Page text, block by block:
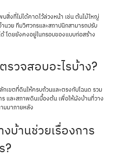
สิ่งที่ไม่ได้คาดไว้ล่วงหน้า เช่น ต้นไม้ใหญ่
นวย ทีมวิศวกรและสถาปนิกสามารถปรับ
โดยยังคงอยู่ในกรอบของแบบก่อสร้าง
วจสอบอะไรบ้าง?
เขตที่ดินให้ครบถ้วนและตรงกับโฉนด รวม
และสภาพดินเบื้องต้น เพื่อให้ผังบ้านที่วาง
มมาภายหลัง
บ้านช่วยเรื่องการ
?